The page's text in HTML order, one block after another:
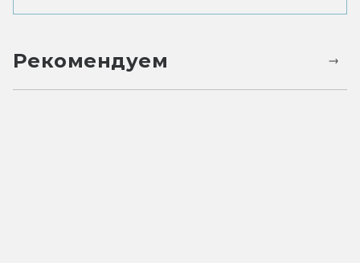
Рекомендуем